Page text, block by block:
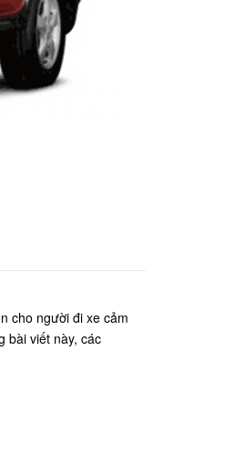
cho người đi xe cảm
bài viết này, các